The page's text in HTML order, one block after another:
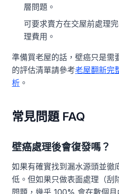
層問題。
可要求賣方在交屋前處理
理費用。
準備買老屋的話，壁癌只是需
的評估清單請參考老屋翻新完
析 。
常見問題 FAQ
壁癌處理後會復發嗎？
如果有確實找到漏水源頭並徹
低。但如果只做表面處理（刮